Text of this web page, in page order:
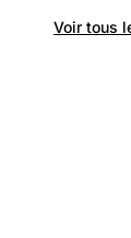
Voir tous